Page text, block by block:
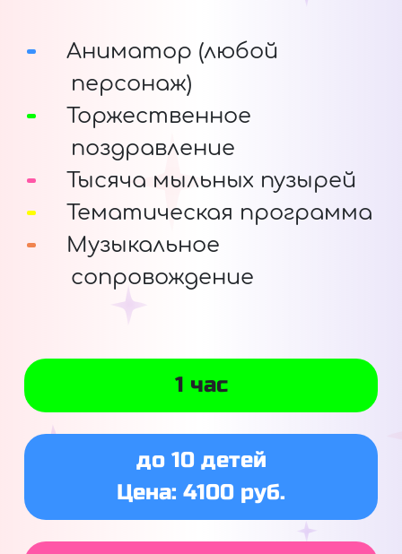
Аниматор (любой
персонаж)
Торжественное
поздравление
Тысяча мыльных пузырей
Тематическая программа
Музыкальное
сопровождение
1 час
до 10 детей
Цена: 4100 руб.